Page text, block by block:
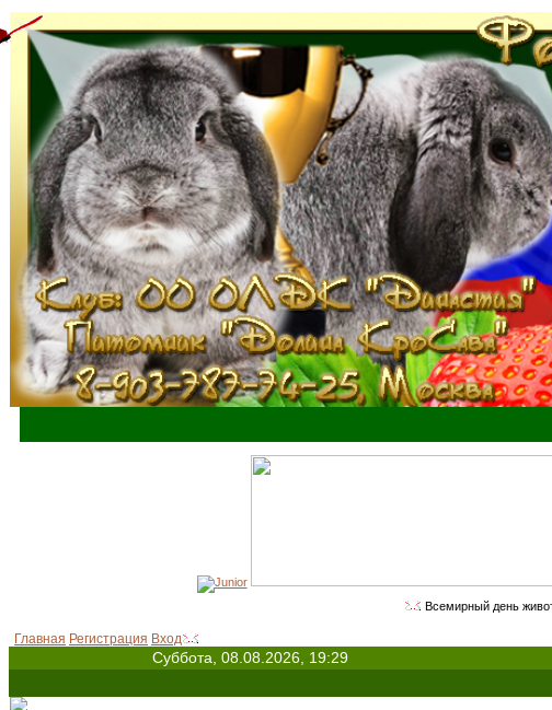
Всемирный день животных - 4
Главная Регистрация Вход
Суббота, 08.08.2026, 19:29